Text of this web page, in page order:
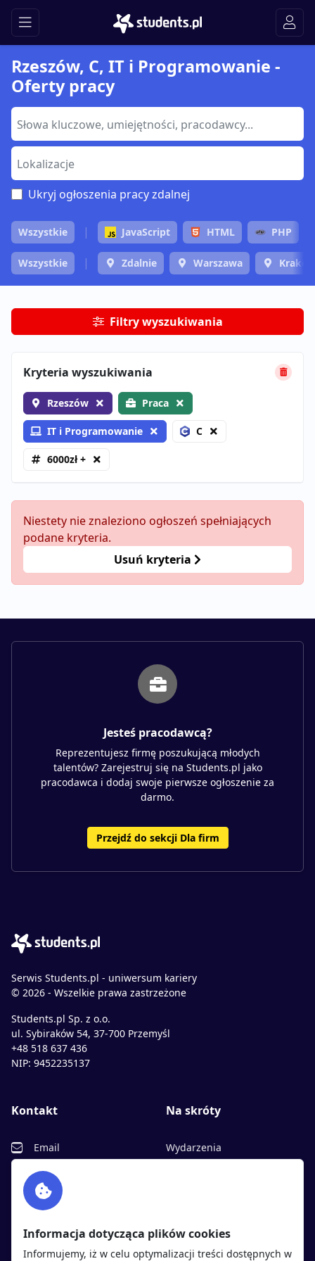
Rzeszów, C, IT i Programowanie -
Oferty pracy
Ukryj ogłoszenia pracy zdalnej
Wszystkie JavaScript HTML PHP
Wszystkie Zdalnie Warszawa
Filtry wyszukiwania
Kryteria wyszukiwania
Rzeszów Praca
IT i Programowanie C
6000zł +
Niestety nie znaleziono ogłoszeń spełniających
podane kryteria.
Usuń kryteria
Jesteś pracodawcą?
Reprezentujesz firmę poszukującą młodych
talentów? Zarejestruj się na Students.pl jako
pracodawca i dodaj swoje pierwsze ogłoszenie za
darmo.
Przejdź do sekcji Dla firm
Serwis Students.pl - uniwersum kariery
© 2026 - Wszelkie prawa zastrzeżone
Students.pl Sp. z o.o.
ul. Sybiraków 54, 37-700 Przemyśl
+48 518 637 436
NIP: 9452235137
Kontakt
Email
Facebook
Twitter
Na skróty
Wydarzenia
Polityka cookies
Polityka prywatności
Informacja dotycząca plików cookies
Informujemy, iż w celu optymalizacji treści dostępnych w